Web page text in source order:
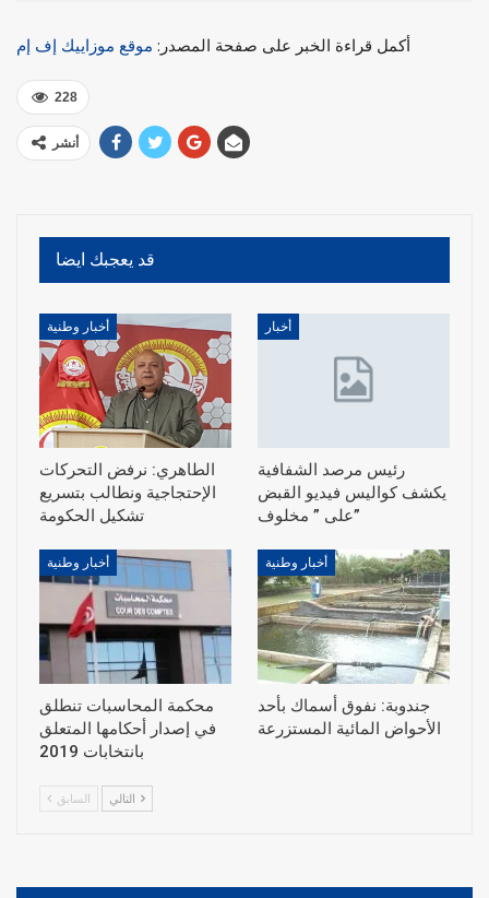
أكمل قراءة الخبر على صفحة المصدر: موقع موزاييك إف إم
228
أنشر
قد يعجبك ايضا
أخبار وطنية
الطاهري: نرفض التحركات
الإحتجاجية ونطالب بتسريع
أخبار
رئيس مرصد الشفافية
يكشف كواليس فيديو القبض
على ” مخلوف”
أخبار وطنية
محكمة المحاسبات تنطلق
في إصدار أحكامها المتعلق
بانتخابات 2019
أخبار وطنية
جندوبة: نفوق أسماك بأحد
الأحواض المائية المستزرعة
السابق